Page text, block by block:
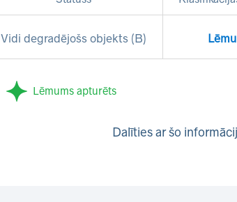
Vidi degradējošs objekts (B)
Lēmums apturēts
Dalīties ar šo